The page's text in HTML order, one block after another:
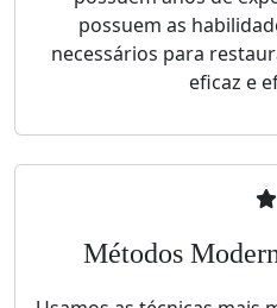
possuem as
necessários para
eficaz e
Métodos